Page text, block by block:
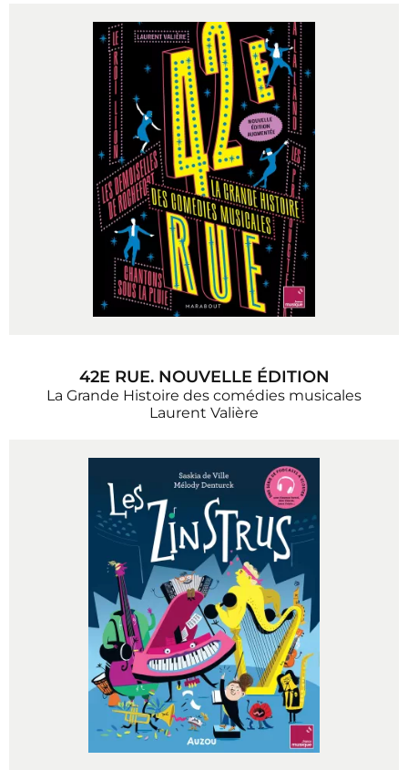
42E RUE. NOUVELLE ÉDITION
La Grande Histoire des comédies musicales
Laurent Valière